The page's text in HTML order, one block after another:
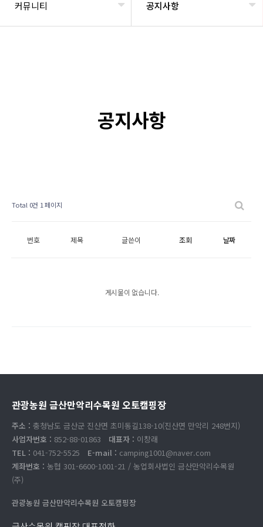
커뮤니티 공지사항
공지사항
Total 0건 1 페이지
번호 제목 글쓴이 조회 날짜
게시물이 없습니다.
관광농원 금산만악리수목원 오토캠핑장
주소 : 충청남도 금산군 진산면 초미동길138-10(진산면 만악리 248번지)
사업자번호 : 852-88-01863 대표자 : 이창래
TEL : 041-752-5525 E-mail : camping1001@naver.com
계좌번호 : 농협 301-6600-1001-21 / 농업회사법인 금산만악리수목원
(주)
관광농원 금산만악리수목원 오토캠핑장